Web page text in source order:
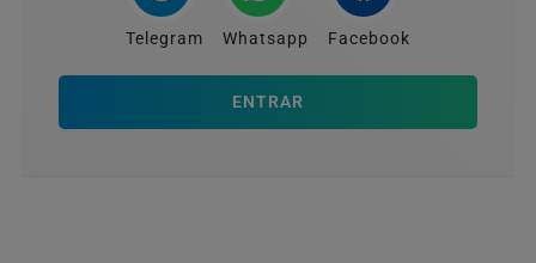
Telegram Whatsapp Facebook
ENTRAR